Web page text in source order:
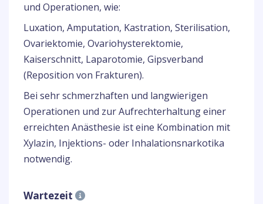
und Operationen, wie:
Luxation, Amputation, Kastration, Sterilisation,
Ovariektomie, Ovariohysterektomie,
Kaiserschnitt, Laparotomie, Gipsverband
(Reposition von Frakturen).
Bei sehr schmerzhaften und langwierigen
Operationen und zur Aufrechterhaltung einer
erreichten Anästhesie ist eine Kombination mit
Xylazin, Injektions- oder Inhalationsnarkotika
notwendig.
Wartezeit